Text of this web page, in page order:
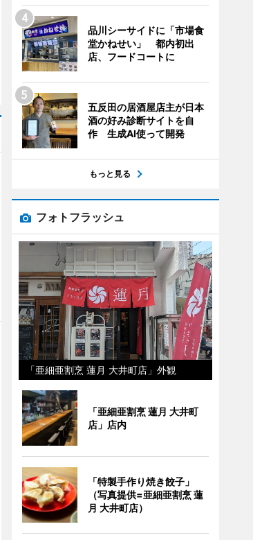
品川シーサイドに「市場食
堂かねせい」 都内初出
店、フードコートに
五反田の居酒屋店主が日本
酒の好み診断サイトを自
作 生成AI使って開発
もっと見る
フォトフラッシュ
「亜細亜割烹 蓮月 大井町店」外観
「亜細亜割烹 蓮月 大井町
店」店内
「特製手作り焼き餃子」
（写真提供=亜細亜割烹 蓮
月 大井町店）